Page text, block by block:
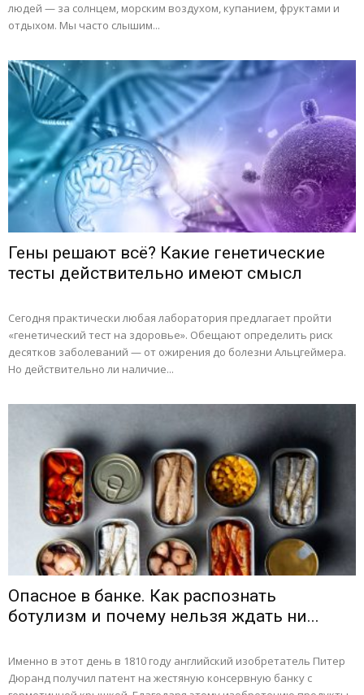
людей — за солнцем, морским воздухом, купанием, фруктами и
отдыхом. Мы часто слышим...
Гены решают всё? Какие генетические
тесты действительно имеют смысл
Сегодня практически любая лаборатория предлагает пройти
«генетический тест на здоровье». Обещают определить риск
десятков заболеваний — от ожирения до болезни Альцгеймера.
Но действительно ли наличие...
Опасное в банке. Как распознать
ботулизм и почему нельзя ждать ни...
Именно в этот день в 1810 году английский изобретатель Питер
Дюранд получил патент на жестяную консервную банку с